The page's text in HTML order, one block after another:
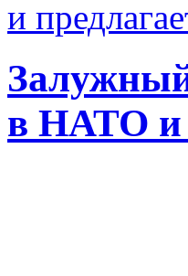
в НАТО и